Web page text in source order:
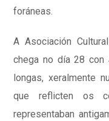
foráneas.
A Asociación
chega no día 28 con
longas, xeralmente
que reflicten os
representaban